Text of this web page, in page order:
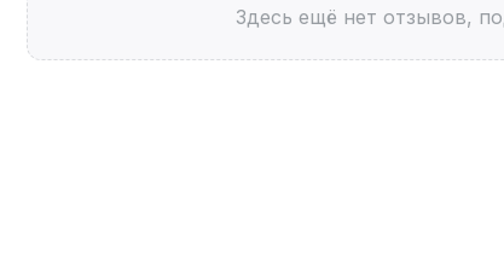
Здесь ещё нет отзывов,